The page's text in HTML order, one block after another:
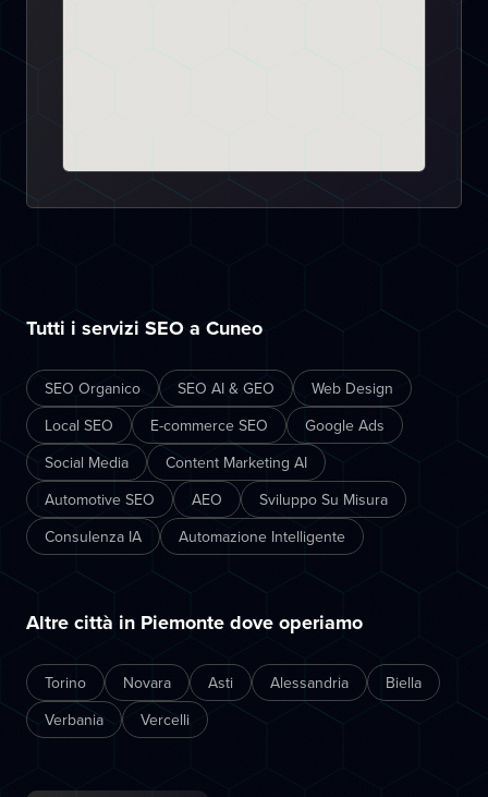
Tutti i servizi SEO a Cuneo
SEO Organico SEO AI & GEO
Web Design
Local SEO
E-commerce SEO
Google Ads
Social Media
Content Marketing AI
Automotive SEO
AEO
Sviluppo Su Misura
Consulenza IA
Automazione Intelligente
Altre città in Piemonte dove operiamo
Torino Novara Asti Alessandria
Biella
Verbania
Vercelli